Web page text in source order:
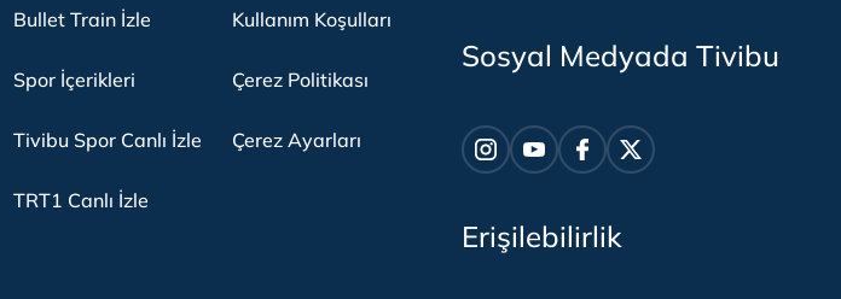
Bullet Train İzle
Spor İçerikleri
Tivibu Spor Canlı İzle
TRT1 Canlı İzle
Kullanım Koşulları
Çerez Politikası
Çerez Ayarları
Sosyal Medyada Tivibu
Erişilebilirlik